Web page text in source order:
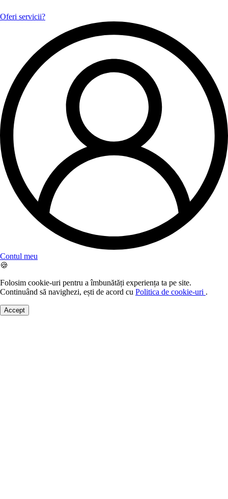
Oferi servicii?
Contul meu
🍪
Folosim cookie-uri pentru a îmbunătăți experiența ta pe site.
Continuând să navighezi, ești de acord cu Politica de cookie-uri .
Accept